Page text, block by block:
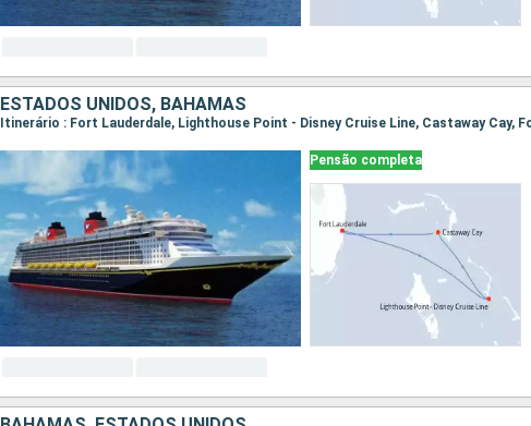
ESTADOS UNIDOS, BAHAMAS
Itinerário : Fort Lauderdale, Lighthouse Point - Disney Cruise Line, Castaway Cay,
Pensão completa